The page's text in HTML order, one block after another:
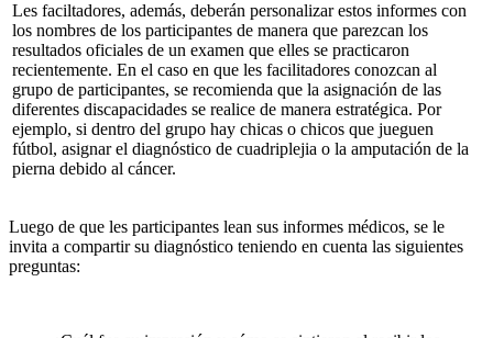
Les faciltadores, además, deberán personalizar estos informes con
los nombres de los participantes de manera que parezcan los
resultados oficiales de un examen que elles se practicaron
recientemente. En el caso en que les facilitadores conozcan al
grupo de participantes, se recomienda que la asignación de las
diferentes discapacidades se realice de manera estratégica. Por
ejemplo, si dentro del grupo hay chicas o chicos que jueguen
fútbol, asignar el diagnóstico de cuadriplejia o la amputación de la
pierna debido al cáncer.
Luego de que les participantes lean sus informes médicos, se le
invita a compartir su diagnóstico teniendo en cuenta las siguientes
preguntas: